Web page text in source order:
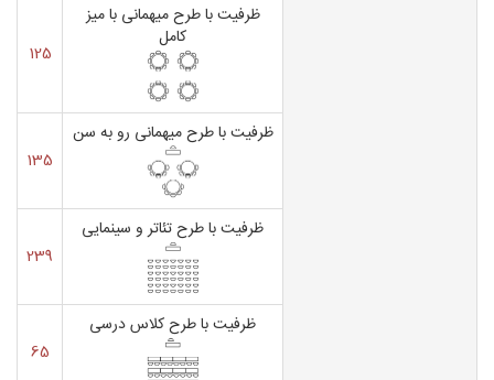
ظرفیت با طرح میهمانی با میز
کامل
125
ظرفیت با طرح میهمانی رو به سن
135
ظرفیت با طرح تئاتر و سینمایی
239
ظرفیت با طرح کلاس درسی
65